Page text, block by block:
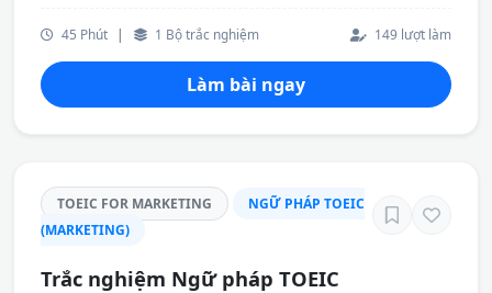
45 Phút | 1 Bộ trắc nghiệm 149 lượt làm
Làm bài ngay
TOEIC FOR MARKETING
NGỮ PHÁP TOEIC
(MARKETING)
Trắc nghiệm Ngữ pháp TOEIC